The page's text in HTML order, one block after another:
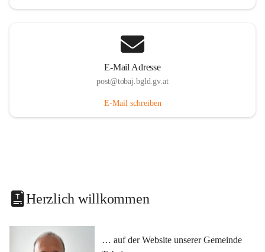
E-Mail Adresse
post@tobaj.bgld.gv.at
E-Mail schreiben
Herzlich willkommen
… auf der Website unserer Gemeinde